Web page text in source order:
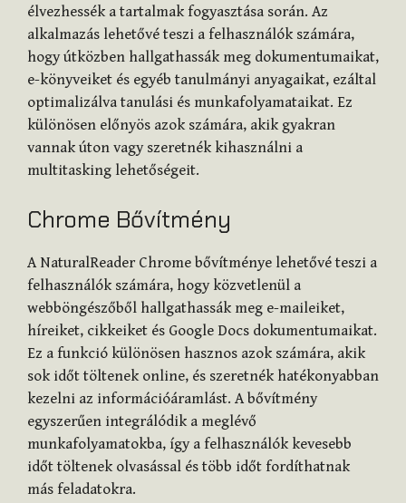
élvezhessék a tartalmak fogyasztása során. Az
alkalmazás lehetővé teszi a felhasználók számára,
hogy útközben hallgathassák meg dokumentumaikat,
e-könyveiket és egyéb tanulmányi anyagaikat, ezáltal
optimalizálva tanulási és munkafolyamataikat. Ez
különösen előnyös azok számára, akik gyakran
vannak úton vagy szeretnék kihasználni a
multitasking lehetőségeit.
Chrome Bővítmény
A NaturalReader Chrome bővítménye lehetővé teszi a
felhasználók számára, hogy közvetlenül a
webböngészőből hallgathassák meg e-maileiket,
híreiket, cikkeiket és Google Docs dokumentumaikat.
Ez a funkció különösen hasznos azok számára, akik
sok időt töltenek online, és szeretnék hatékonyabban
kezelni az információáramlást. A bővítmény
egyszerűen integrálódik a meglévő
munkafolyamatokba, így a felhasználók kevesebb
időt töltenek olvasással és több időt fordíthatnak
más feladatokra.